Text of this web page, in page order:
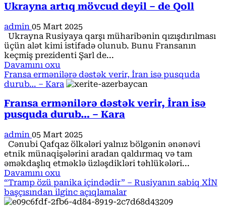
Bəzi
dövlət
qurumlarının
səlahiyyətləri
Su
Ehtiyatları
Agentliyinə
verilib
Ukrayna artıq mövcud deyil – de Qoll
admin 05 Mart 2025
Ukrayna Rusiyaya qarşı müharibənin qızışdırılması
üçün alət kimi istifadə olunub. Bunu Fransanın
keçmiş prezidenti Şarl de...
Davamını oxu
more
about
artıq
mövcud
deyil
–
de
Qoll
Fransa ermənilərə dəstək verir, İran isə pusquda
durub… – Kara
Fransa ermənilərə dəstək verir, İran isə
pusquda durub… – Kara
admin 05 Mart 2025
Cənubi Qafqaz ölkələri yalnız bölgənin ənənəvi
etnik münaqişələrini aradan qaldırmaq və tam
əməkdaşlıq etməklə üzləşdikləri təhlükələri...
Davamını oxu
more
about
Fransa
“Tramp özü panika içindədir” – Rusiyanın sabiq XİN
başçısından ilginc açıqlamalar